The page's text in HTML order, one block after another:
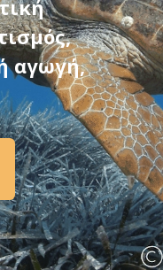
αγωγή,